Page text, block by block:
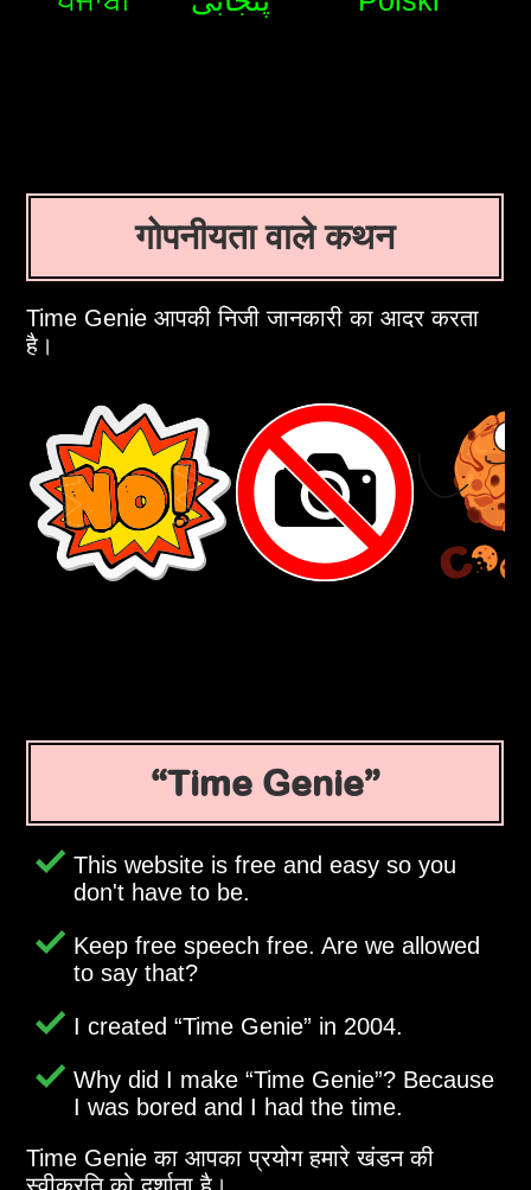
गोपनीयता वाले कथन
Time Genie आपकी निजी जानकारी का आदर करता
है।
Time Genie
This website is free and easy so you
don't have to be.
Keep free speech free. Are we allowed
to say that?
I created Time Genie in 2004.
Why did I make Time Genie ? Because
I was bored and I had the time.
Time Genie का आपका प्रयोग हमारे खंडन की
स्वीक्रति को दर्शाता है।